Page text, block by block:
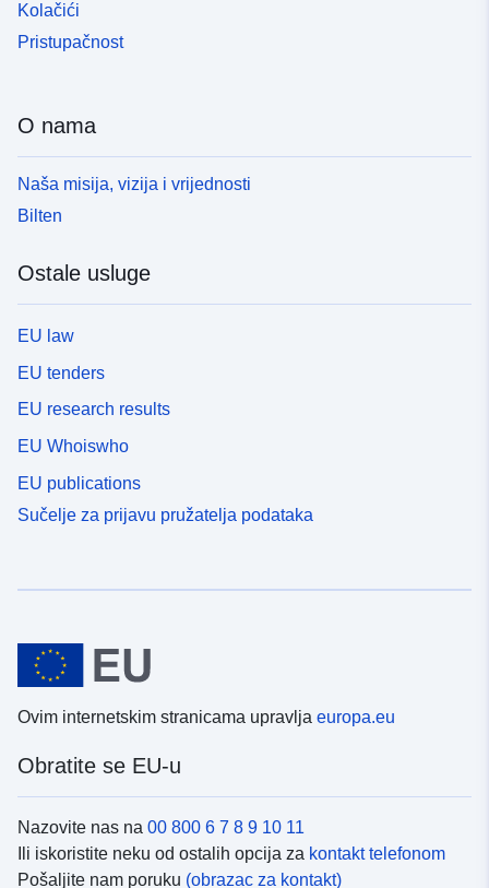
Kolačići
Pristupačnost
O nama
Naša misija, vizija i vrijednosti
Bilten
Ostale usluge
EU law
EU tenders
EU research results
EU Whoiswho
EU publications
Sučelje za prijavu pružatelja podataka
Ovim internetskim stranicama upravlja europa.eu
Obratite se EU-u
Nazovite nas na 00 800 6 7 8 9 10 11
Ili iskoristite neku od ostalih opcija za kontakt telefonom
Pošaljite nam poruku (obrazac za kontakt)